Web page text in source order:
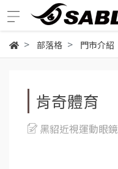
部落格 門市介紹
肯奇體育
黑貂近視運動眼鏡